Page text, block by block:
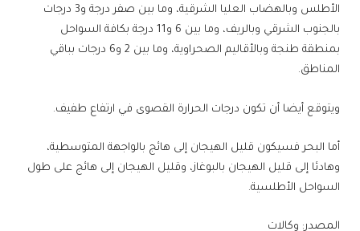
الأطلس وبالهضاب العليا الشرقية، وما بين صفر درجة و3 درجات
بالجنوب الشرقي وبالريف، وما بين 6 و11 درجة بكافة السواحل
بمنطقة طنجة وبالأقاليم الصحراوية، وما بين 2 و6 درجات بباقي
المناطق.
ويتوقع أيضا أن تكون درجات الحرارة القصوى في ارتفاع طفيف.
أما البحر فسيكون قليل الهيجان إلى هائج بالواجهة المتوسطية،
وهادئا إلى قليل الهيجان بالبوغاز، وقليل الهيجان إلى هائج على طول
السواحل الأطلسية.
المصدر: وكالات